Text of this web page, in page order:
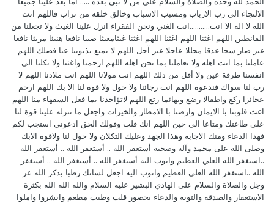
الالتجاء الى رب الارباب ومسبب الاسباب وخالق خلقه من تراب فاللهم انت
الله لا اله الا انت...........انت الغني ونحن الفقراء انزل علينا الغيث ولا تجعلنا من
القانطين اللهم اغثنا اللهم اغثنا اللهم اغثنا غيثامغيثا صيبا نافعا هنيئا مريئا نافعا
غير ضار سحا غدقا مجللا عاجلا غير آجل اللهم لا تمنع بذنوبنا عنا فضلك اللهم
عاملنا بما انت اهله ولا تعاملنا بما نحن اهله اللهم ارحمنا واغثنا ولا تكلنا الى
انفسنا طرفة عين ولا أقل من ذلك اللهم انت مولانا اللهم انت ملاذنا اللهم لا
رب لنا سواك فندعوه اللهم انت رجائنا ولا حول ولا قوة لنا الا بك اللهم ارحم
عجائزا ركع واطفالا رضع وبهائما رتع اللهم لاتؤاخذنا بما فعل السفهاء منا اللهم
اغث قلوبنا با الايمان وارضنا با الامطار والخيرات واجعل ما تنزله علينا قوة لنا
على طاعتك ومتاعا الى حين اللهم انك قلت وقولك الحق ادعوني استجب لكم
فهذا الدعاء ومنك الاجابة وهذا الجهد وعليك التكلان ولا حول لنا ولاقوة الابك
وصلى الله على محمد وآله وصحبه أستغفر الله .. أستغفر الله .. أستغفر الله
..استغفر الله العلي العظيم واتوب اليه أستغفر الله .. أستغفر الله .. أستغفر
الله ..استغفر الله العلي العظيم واتوب اليه اجعل لسانك رطبا بذكر الله عز
وجل والصلاة والسلام على الهادي البشير عليه السلام والله الله الله بكثرة
الاستغفار والصدقة والتوبة والدعاء بحضور قلب وطيب مطعم وابشروا واملوا